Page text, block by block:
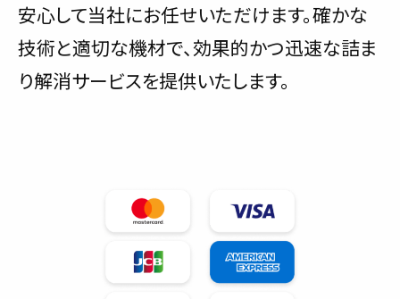
安心して当社にお任せいただけます。確かな
技術と適切な機材で、効果的かつ迅速な詰ま
り解消サービスを提供いたします。